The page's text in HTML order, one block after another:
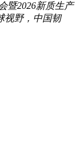
暨2026新质生产
视野，中国韧